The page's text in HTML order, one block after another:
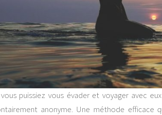
puissiez vous évader et voyager avec
anonyme. Une méthode efficace